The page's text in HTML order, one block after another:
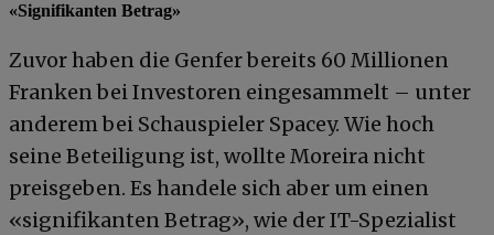
«Signifikanten Betrag»
Zuvor haben die Genfer bereits 60 Millionen
Franken bei Investoren eingesammelt – unter
anderem bei Schauspieler Spacey. Wie hoch
seine Beteiligung ist, wollte Moreira nicht
preisgeben. Es handele sich aber um einen
«signifikanten Betrag», wie der IT-Spezialist